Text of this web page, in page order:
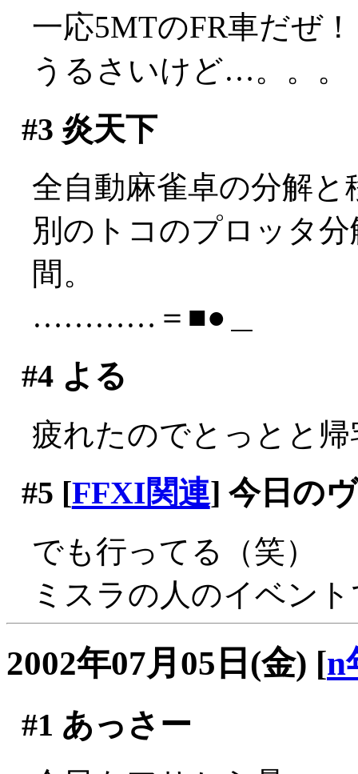
一応5MTのFR車だぜ
うるさいけど…。。。
#3 炎天下
全自動麻雀卓の分解
別のトコのプロッタ
間。
…………＝■●＿
#4よる
疲れたのでとっとと帰
#5 [FFXI関連] 今日の
でも行ってる（笑）
ミスラの人のイベン
2002年07月05日(金) [n
#1 あっさー